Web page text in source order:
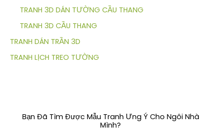
TRANH 3D DÁN TƯỜNG CẦU THANG
TRANH 3D CẦU THANG
TRANH DÁN TRẦN 3D
TRANH LỊCH TREO TƯỜNG
Bạn Đã Tìm Được Mẫu Tranh Ưng Ý Cho Ngôi Nhà
Mình?